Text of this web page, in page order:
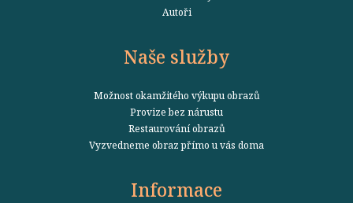
Autoři
Naše služby
Možnost okamžitého výkupu obrazů
Provize bez nárustu
Restaurování obrazů
Vyzvedneme obraz přímo u vás doma
Informace